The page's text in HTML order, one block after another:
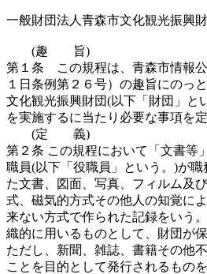
一般財団法人青森市文化観光振興
(趣 旨)
第１条 この規程は、青森市情報
１日条例第２６号）の趣旨にのっ
文化観光振興財団(以下「財団」と
を実施するに当たり必要な事項を
(定 義)
第２条 この規程において「文書等
職員(以下「役職員」という。)が
た文書、図面、写真、フィルム及
式、磁気的方式その他人の知覚に
来ない方式で作られた記録をいう
織的に用いるものとして、財団が
ただし、新聞、雑誌、書籍その他
ことを目的として発行されるものを